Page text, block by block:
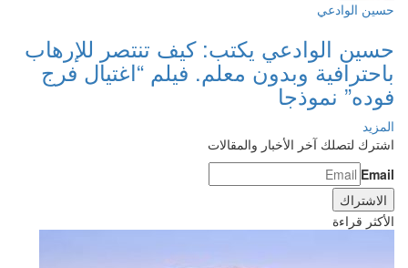
حسين الوادعي
حسين الوادعي يكتب: كيف تنتصر للإرهاب
باحترافية وبدون معلم. فيلم “اغتيال فرج
فوده” نموذجا
المزيد
اشترك لتصلك آخر الأخبار والمقالات
Email
الأكثر قراءة